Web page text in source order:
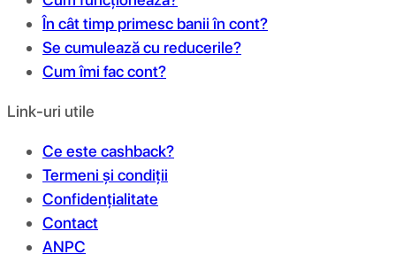
În cât timp primesc banii în cont?
Se cumulează cu reducerile?
Cum îmi fac cont?
Link-uri utile
Ce este cashback?
Termeni și condiții
Confidențialitate
Contact
ANPC